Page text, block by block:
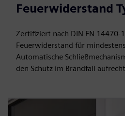
Feuerwiderstand
Zertifiziert nach DIN EN 14470-
Feuerwiderstand für
Automatische
den Schutz im Brandfall